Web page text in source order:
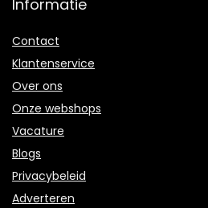
Informatie
Contact
Klantenservice
Over ons
Onze webshops
Vacature
Blogs
Privacybeleid
Adverteren